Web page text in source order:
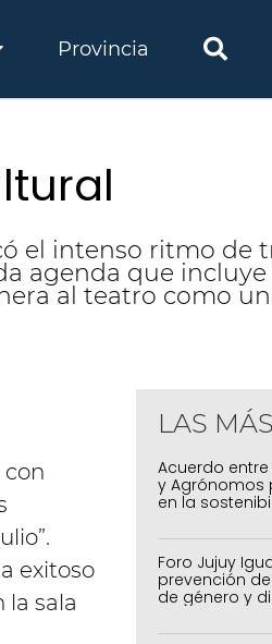
Provincia
el intenso ritmo de
agenda que incluye
al teatro como
con
exitoso
la sala
LAS
Acuerdo
y Agrónomos
en la
agrícolas,
forestal
Foro Jujuy
prevención
de género y